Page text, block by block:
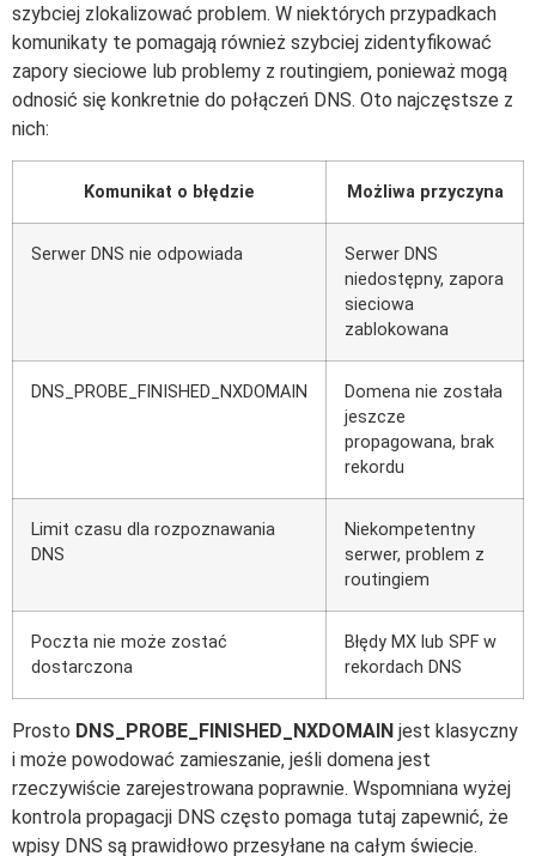
szybciej zlokalizować problem. W niektórych przypadkach
komunikaty te pomagają również szybciej zidentyfikować
zapory sieciowe lub problemy z routingiem, ponieważ mogą
odnosić się konkretnie do połączeń DNS. Oto najczęstsze z
nich:
Komunikat o błędzie Możliwa przyczyna
Serwer DNS nie odpowiada
Serwer DNS
niedostępny, zapora
sieciowa
zablokowana
DNS_PROBE_FINISHED_NXDOMAIN
Domena nie została
jeszcze
propagowana, brak
rekordu
Limit czasu dla rozpoznawania
DNS
Niekompetentny
serwer, problem z
routingiem
Poczta nie może zostać
dostarczona
Błędy MX lub SPF w
rekordach DNS
Prosto DNS_PROBE_FINISHED_NXDOMAIN jest klasyczny
i może powodować zamieszanie, jeśli domena jest
rzeczywiście zarejestrowana poprawnie. Wspomniana wyżej
kontrola propagacji DNS często pomaga tutaj zapewnić, że
wpisy DNS są prawidłowo przesyłane na całym świecie.